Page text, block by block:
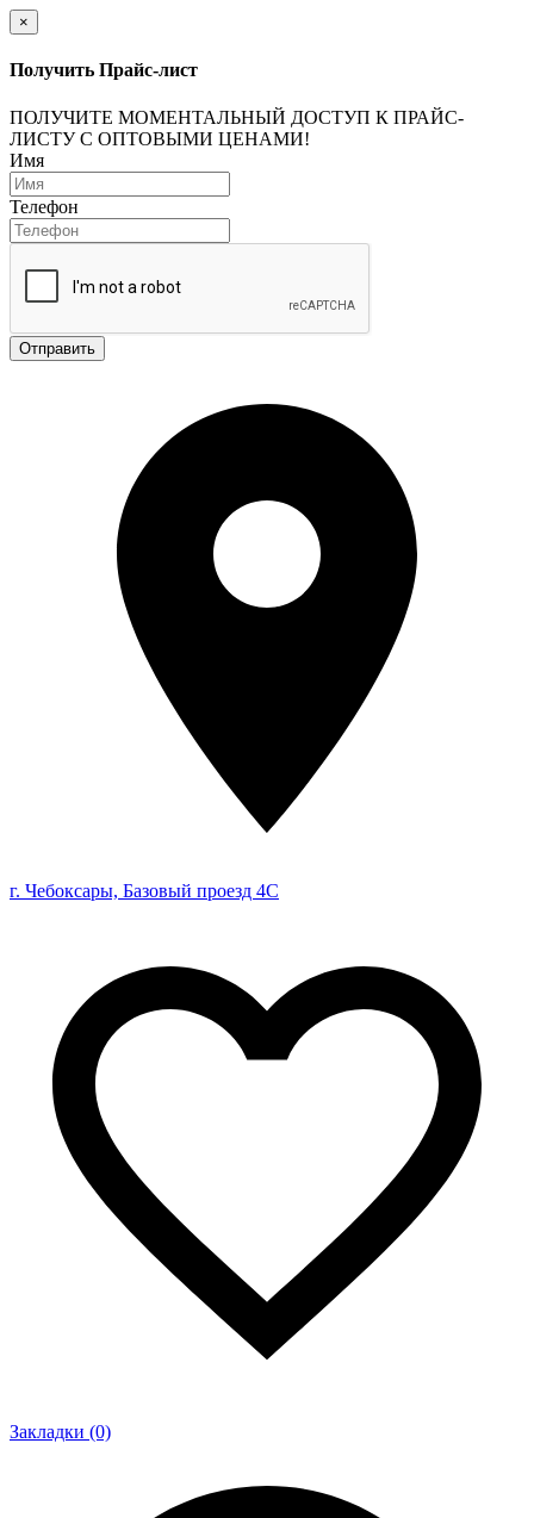
×
Получить Прайс-лист
ПОЛУЧИТЕ МОМЕНТАЛЬНЫЙ ДОСТУП К ПРАЙС-
ЛИСТУ С ОПТОВЫМИ ЦЕНАМИ!
Имя
Телефон
Отправить
г. Чебоксары, Базовый проезд 4С
Закладки (0)